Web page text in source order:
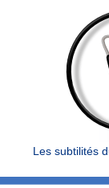
Les subtilités